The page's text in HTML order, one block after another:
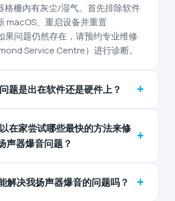
格栅内有灰尘/湿气。首先排除软件
macOS、重启设备并重置
果问题仍然存在，请预约专业维修
Service Centre）进行诊断。
题是出在软件还是硬件上？ +
在家尝试哪些最快的方法来修
器爆音问题？
+
解决我扬声器爆音的问题吗？ +